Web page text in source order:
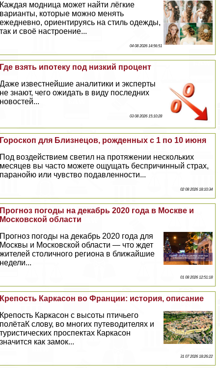
Каждая модница может найти лёгкие
варианты, которые можно менять
ежедневно, ориентируясь на стиль одежды,
так и своё настроение...
04 08 2026 14:56:51
Где взять ипотеку под низкий процент
Даже известнейшие аналитики и эксперты
не знают, чего ожидать в виду последних
новостей...
03 08 2026 15:10:28
Гороскоп для Близнецов, рожденных с 1 по 10 июня
Под воздействием светил на протяжении нескольких
месяцев вы часто можете ощущать беспричинный страх,
паранойю или чувство подавленности...
02 08 2026 18:10:34
Прогноз погоды на декабрь 2020 года в Москве и
Московской области
Прогноз погоды на декабрь 2020 года для
Москвы и Московской области — что ждет
жителей столичного региона в ближайшие
недели...
01 08 2026 12:51:18
Крепость Каркасон во Франции: история, описание
Крепость Каркасон с высоты птичьего
полётаК слову, во многих путеводителях и
туристических проспектах Каркасон
значится как замок...
31 07 2026 18:26:22